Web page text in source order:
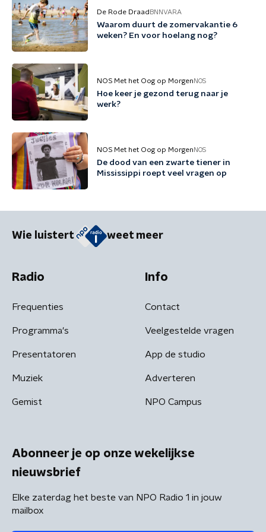
De Rode Draad BNNVARA
Waarom duurt de zomervakantie 6
weken? En voor hoelang nog?
NOS Met het Oog op Morgen NOS
Hoe keer je gezond terug naar je
werk?
NOS Met het Oog op Morgen NOS
De dood van een zwarte tiener in
Mississippi roept veel vragen op
Wie luistert weet meer
Radio
Frequenties
Programma's
Presentatoren
Muziek
Gemist
Info
Contact
Veelgestelde vragen
App de studio
Adverteren
NPO Campus
Abonneer je op onze wekelijkse
nieuwsbrief
Elke zaterdag het beste van NPO Radio 1 in jouw
mailbox